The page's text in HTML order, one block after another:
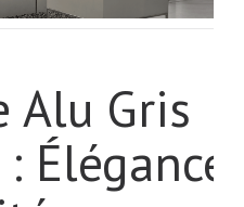
Alu Gris
Élégance